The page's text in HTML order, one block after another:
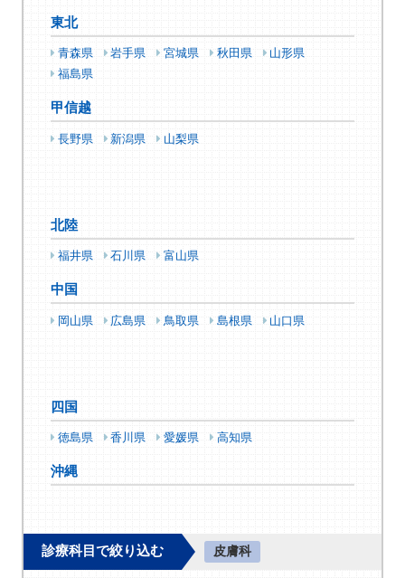
東北
青森県 岩手県 宮城県 秋田県
山形県
福島県
甲信越
長野県 新潟県 山梨県
北陸
福井県 石川県 富山県
中国
岡山県 広島県 鳥取県 島根県 山口県
四国
徳島県 香川県 愛媛県 高知県
沖縄
診療科目で絞り込む 皮膚科